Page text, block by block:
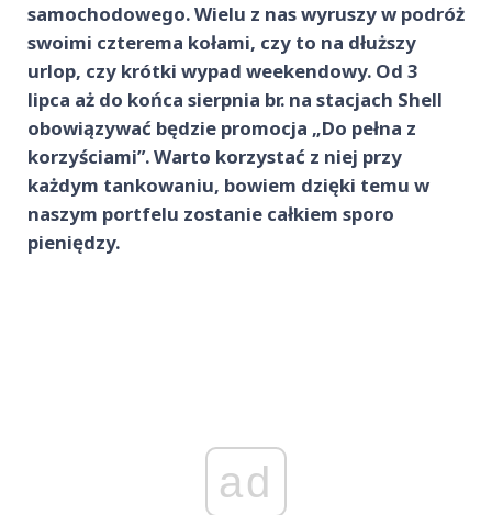
samochodowego. Wielu z nas wyruszy w podróż
swoimi czterema kołami, czy to na dłuższy
urlop, czy krótki wypad weekendowy. Od 3
lipca aż do końca sierpnia br. na stacjach Shell
obowiązywać będzie promocja „Do pełna z
korzyściami”. Warto korzystać z niej przy
każdym tankowaniu, bowiem dzięki temu w
naszym portfelu zostanie całkiem sporo
pieniędzy.
ad